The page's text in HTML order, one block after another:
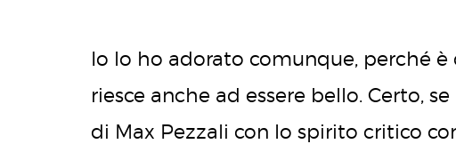
Io lo ho adorato comunque, perché
riesce anche ad essere bello. Certo,
di Max Pezzali con lo spirito critico